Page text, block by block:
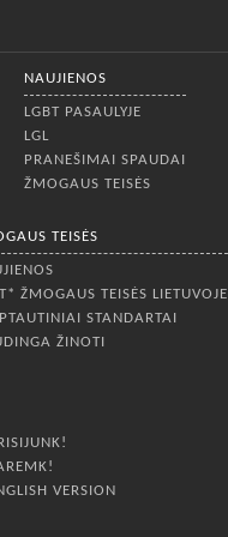
NAUJIENOS
LGBT PASAULYJE
LGL
PRANEŠIMAI SPAUDAI
ŽMOGAUS TEISĖS
TEISĖS
ŽMOGAUS TEISĖS LIETUVOJE
STANDARTAI
ŽINOTI
VERSION